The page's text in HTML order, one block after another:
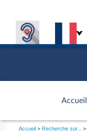
Accueil
d'accueil
Vous
Accueil Recherche sur...